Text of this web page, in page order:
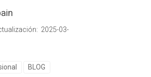
2025-03-
BLOG